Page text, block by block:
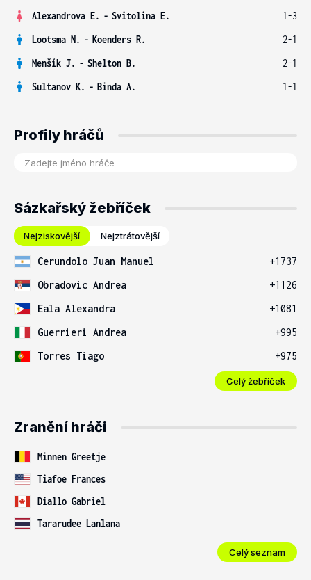
Alexandrova E. - Svitolina E.
1-3
Lootsma N. - Koenders R.
2-1
Menšík J. - Shelton B.
2-1
Sultanov K. - Binda A. 1-1
Profily hráčů
Sázkařský žebříček
Nejziskovější Nejztrátovější
Cerundolo Juan Manuel
+1737
Obradovic Andrea
+1126
Eala Alexandra
+1081
Guerrieri Andrea
+995
Torres Tiago
+975
Celý žebříček
Zranění hráči
Minnen Greetje
Tiafoe Frances
Diallo Gabriel
Tararudee Lanlana
Celý seznam